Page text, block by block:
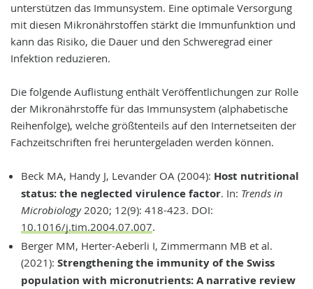
unterstützen das Immunsystem. Eine optimale Versorgung
mit diesen Mikronährstoffen stärkt die Immunfunktion und
kann das Risiko, die Dauer und den Schweregrad einer
Infektion reduzieren.
Die folgende Auflistung enthält Veröffentlichungen zur Rolle
der Mikronährstoffe für das Immunsystem (alphabetische
Reihenfolge), welche größtenteils auf den Internetseiten der
Fachzeitschriften frei heruntergeladen werden können.
Beck MA, Handy J, Levander OA (2004): Host nutritional
status: the neglected virulence factor. In: Trends in
Microbiology2020; 12(9): 418-423. DOI:
10.1016/j.tim.2004.07.007.
Berger MM, Herter-Aeberli I, Zimmermann MB et al.
(2021): Strengthening the immunity of the Swiss
population with micronutrients: A narrative review